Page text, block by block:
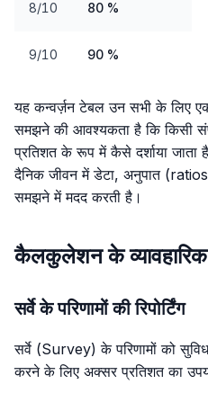
8/10 80 %
9/10 90 %
यह कन्वर्ज़न टेबल उन सभी के लिए
समझने की आवश्यकता है कि किसी
प्रतिशत के रूप में कैसे दर्शाया
दैनिक जीवन में डेटा, अनुपात
समझने में मदद करती है।
कैलकुलेशन के
सर्वे के परिणामों की रिपोर्टिंग
सर्वे (Survey) के परिणामों को
करने के लिए अक्सर प्रतिशत का